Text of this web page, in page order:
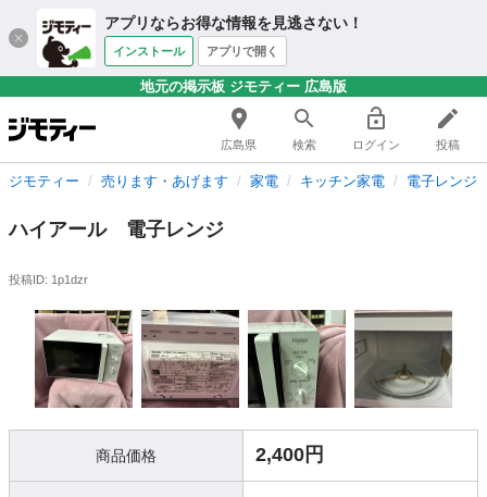
アプリならお得な情報を見逃さない！
インストール アプリで開く
地元の掲示板 ジモティー 広島版
広島県 検索 ログイン 投稿
ジモティー 売ります・あげます 家電 キッチン家電 電子レンジ
ハイアール 電子レンジ
投稿ID: 1p1dzr
商品価格 2,400円